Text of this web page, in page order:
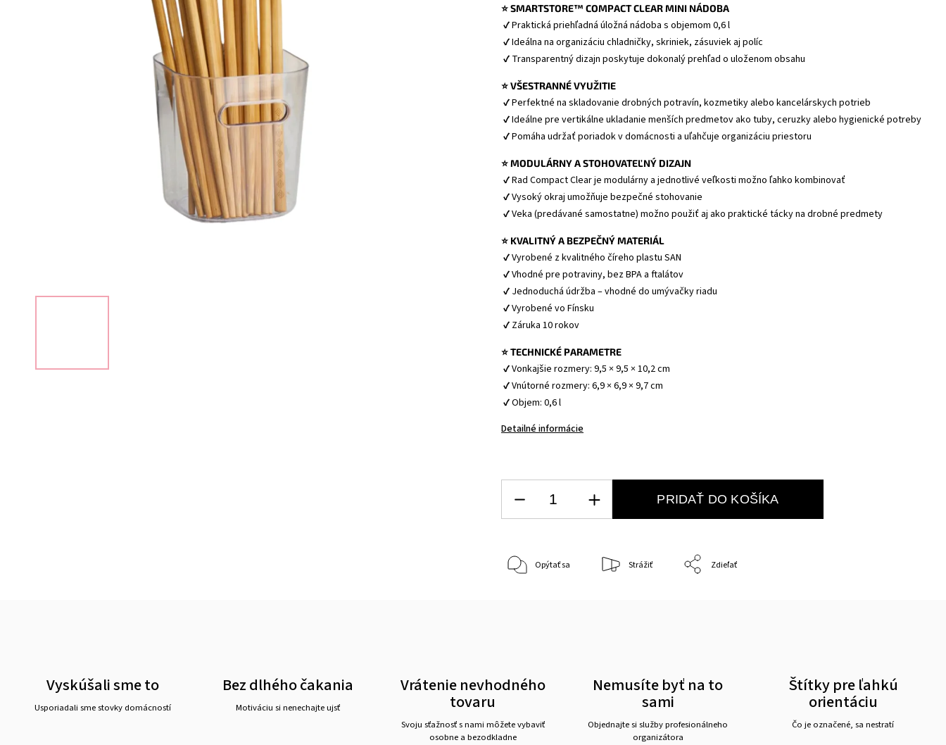
⭐ SMARTSTORE™ COMPACT CLEAR MINI NÁDOBA
✔ Praktická priehľadná úložná nádoba s objemom 0,6 l
✔ Ideálna na organizáciu chladničky, skriniek, zásuviek aj políc
✔ Transparentný dizajn poskytuje dokonalý prehľad o uloženom obsahu
⭐ VŠESTRANNÉ VYUŽITIE
✔ Perfektné na skladovanie drobných potravín, kozmetiky alebo kancelárskych potrieb
✔ Ideálne pre vertikálne ukladanie menších predmetov ako tuby, ceruzky alebo hygienické potreby
✔ Pomáha udržať poriadok v domácnosti a uľahčuje organizáciu priestoru
⭐ MODULÁRNY A STOHOVATEĽNÝ DIZAJN
✔ Rad Compact Clear je modulárny a jednotlivé veľkosti možno ľahko kombinovať
✔ Vysoký okraj umožňuje bezpečné stohovanie
✔ Veka (predávané samostatne) možno použiť aj ako praktické tácky na drobné predmety
⭐ KVALITNÝ A BEZPEČNÝ MATERIÁL
✔ Vyrobené z kvalitného číreho plastu SAN
✔ Vhodné pre potraviny, bez BPA a ftalátov
✔ Jednoduchá údržba – vhodné do umývačky riadu
✔ Vyrobené vo Fínsku
✔ Záruka 10 rokov
⭐ TECHNICKÉ PARAMETRE
✔ Vonkajšie rozmery: 9,5 × 9,5 × 10,2 cm
✔ Vnútorné rozmery: 6,9 × 6,9 × 9,7 cm
✔ Objem: 0,6 l
Detailné informácie
PRIDAŤ DO KOŠÍKA
Opýtať sa Strážiť Zdieľať
Vyskúšali sme to
Usporiadali sme stovky domácností
Bez dlhého čakania
Motiváciu si nenechajte ujsť
Vrátenie nevhodného
tovaru
Svoju sťažnosť s nami môžete vybaviť
osobne a bezodkladne
Nemusíte byť na to
sami
Objednajte si služby profesionálneho
organizátora
Štítky pre ľahkú
orientáciu
Čo je označené, sa nestratí